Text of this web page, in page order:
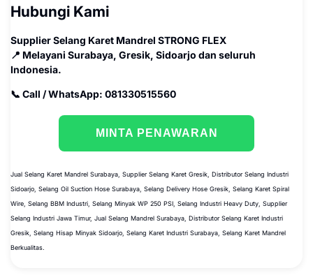
Hubungi Kami
Supplier Selang Karet Mandrel STRONG FLEX
📍 Melayani Surabaya, Gresik, Sidoarjo dan seluruh
Indonesia.
📞 Call / WhatsApp: 081330515560
MINTA PENAWARAN
Jual Selang Karet Mandrel Surabaya, Supplier Selang Karet Gresik, Distributor Selang Industri
Sidoarjo, Selang Oil Suction Hose Surabaya, Selang Delivery Hose Gresik, Selang Karet Spiral
Wire, Selang BBM Industri, Selang Minyak WP 250 PSI, Selang Industri Heavy Duty, Supplier
Selang Industri Jawa Timur, Jual Selang Mandrel Surabaya, Distributor Selang Karet Industri
Gresik, Selang Hisap Minyak Sidoarjo, Selang Karet Industri Surabaya, Selang Karet Mandrel
Berkualitas.